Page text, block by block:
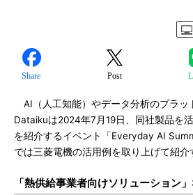
Share Post
AI（人工知能）やデータ分析のプラッ
Dataikuは2024年7月19日、同社製品を
を紹介するイベント「Everyday AI
では三菱電機の活用例を取り上げて紹介
「熱供給事業者向けソリューション